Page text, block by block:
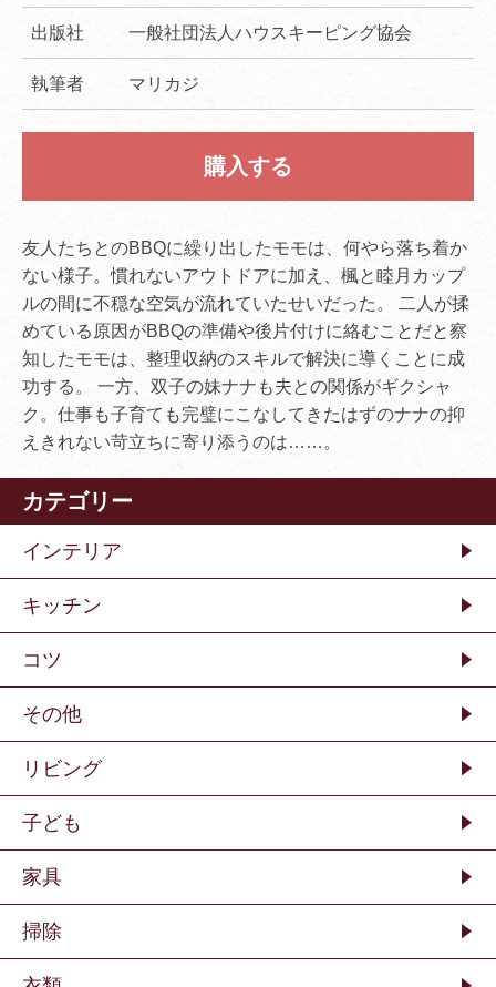
出版社 一般社団法人ハウスキーピング協会
執筆者 マリカジ
購入する
友人たちとのBBQに繰り出したモモは、何やら落ち着か
ない様子。慣れないアウトドアに加え、楓と睦月カップ
ルの間に不穏な空気が流れていたせいだった。 二人が揉
めている原因がBBQの準備や後片付けに絡むことだと察
知したモモは、整理収納のスキルで解決に導くことに成
功する。 一方、双子の妹ナナも夫との関係がギクシャ
ク。仕事も子育ても完璧にこなしてきたはずのナナの抑
えきれない苛立ちに寄り添うのは……。
カテゴリー
インテリア
キッチン
コツ
その他
リビング
子ども
家具
掃除